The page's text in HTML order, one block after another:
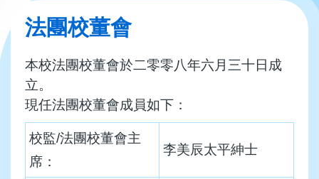
連
結
法團校董會
本校法團校董會於二零零八年六月三十日成
立。
現任法團校董會成員如下：
校監/法團校董會主
席：
李美辰太平紳士